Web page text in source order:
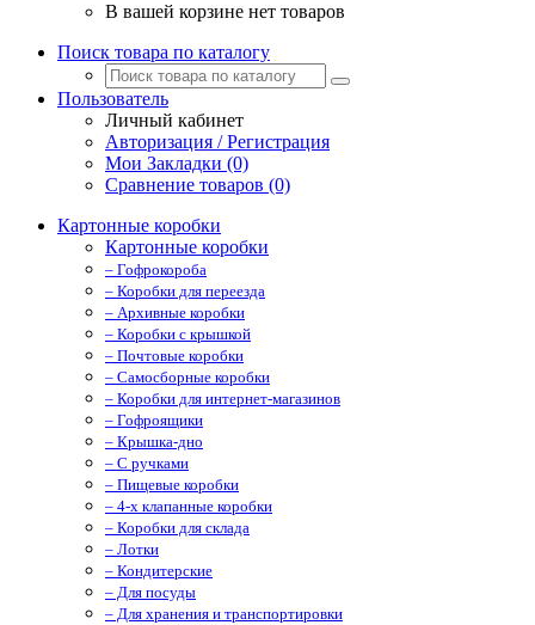
В вашей корзине нет товаров
Поиск товара по каталогу
Пользователь
Личный кабинет
Авторизация / Регистрация
Мои Закладки (0)
Сравнение товаров (0)
Картонные коробки
Картонные коробки
– Гофрокороба
– Коробки для переезда
– Архивные коробки
– Коробки с крышкой
– Почтовые коробки
– Самосборные коробки
– Коробки для интернет-магазинов
– Гофроящики
– Крышка-дно
– С ручками
– Пищевые коробки
– 4-х клапанные коробки
– Коробки для склада
– Лотки
– Кондитерские
– Для посуды
– Для хранения и транспортировки